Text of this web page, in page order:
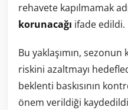
rehavete kapılmamak
korunacağı ifade edildi.
Bu yaklaşımın,
riskini azaltmayı
beklenti baskısının
önem verildiği